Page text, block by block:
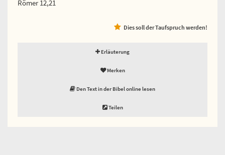
Römer 12,21
Dies soll der Taufspruch werden!
Erläuterung
Merken
Den Text in der Bibel online lesen
Teilen